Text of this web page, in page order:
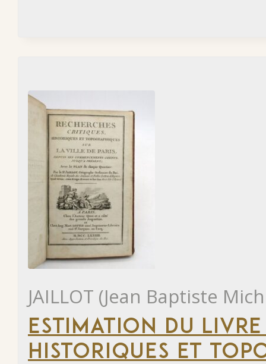
JAILLOT (Jean Baptiste
ESTIMATION DU
HISTORIQUES ET